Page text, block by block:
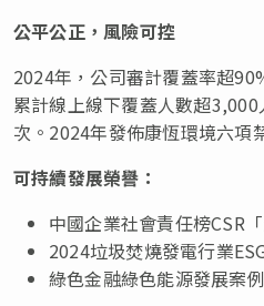
公平公正，風險可控
2024年，公司審計覆蓋率超
累計線上線下覆蓋人數超
次。2024年發佈康恆環境六項
可持續發展榮譽：
中國企業社會責任榜CSR
2024垃圾焚燒發電行業
綠色金融綠色能源發展案